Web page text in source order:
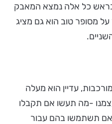
בראש כל אלה נמצא המאבק
על מסופר טוב הוא גם מציג
עדיין הוא מעלה
-מה תעשו אם תקבלו
תשתמשו בהם עבור